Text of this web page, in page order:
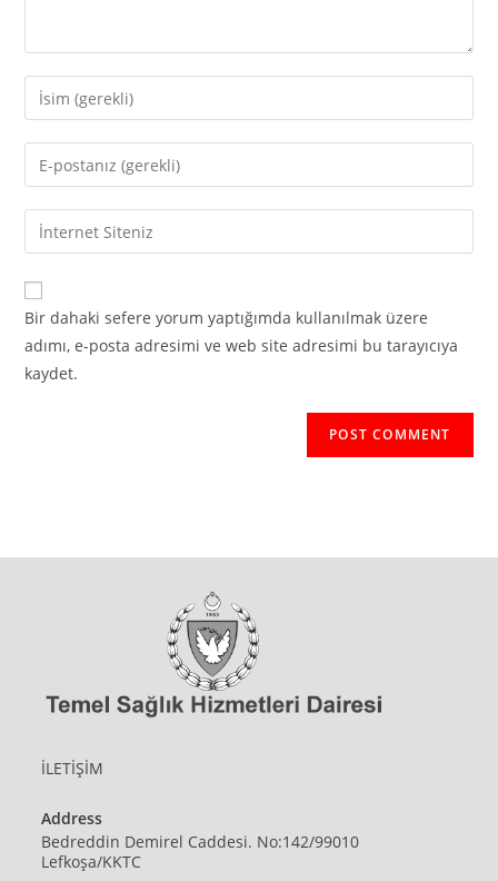
Enter
your
name
comment
Enter
your
email
address
comment
Enter
your
website
URL
Bir dahaki sefere yorum yaptığımda kullanılmak üzere
adımı, e-posta adresimi ve web site adresimi bu tarayıcıya
kaydet.
İLETİŞİM
Address
Bedreddin Demirel Caddesi. No:142/99010
Lefkoşa/KKTC